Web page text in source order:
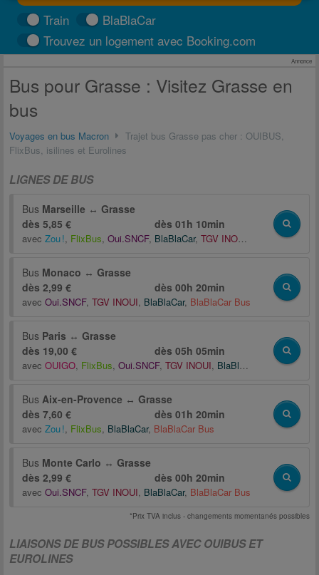
Train
BlaBlaCar
Trouvez un logement avec Booking.com
Annonce
Bus pour Grasse : Visitez Grasse en
bus
Voyages en bus Macron
Trajet bus Grasse pas cher : OUIBUS,
FlixBus, isilines et Eurolines
LIGNES DE BUS
Bus Marseille ↔ Grasse
dès 5,85 €
dès 01h 10min
avec Zou !, FlixBus, Oui.SNCF, BlaBlaCar, TGV INOUI BlaBlaCar Bus
Bus Monaco ↔ Grasse
dès 2,99 €
dès 00h 20min
avec Oui.SNCF, TGV INOUI, BlaBlaCar, BlaBlaCar Bus
Bus Paris ↔ Grasse
dès 19,00 €
dès 05h 05min
avec OUIGO, FlixBus, Oui.SNCF, TGV INOUI, BlaBlaCar BlaBlaCar
Bus Aix-en-Provence ↔ Grasse
dès 7,60 €
dès 01h 20min
avec Zou !, FlixBus, BlaBlaCar, BlaBlaCar Bus
Bus Monte Carlo ↔ Grasse
dès 2,99 €
dès 00h 20min
avec Oui.SNCF, TGV INOUI, BlaBlaCar, BlaBlaCar Bus
*Prix TVA inclus - changements momentanés possibles
LIAISONS DE BUS POSSIBLES AVEC OUIBUS ET
EUROLINES